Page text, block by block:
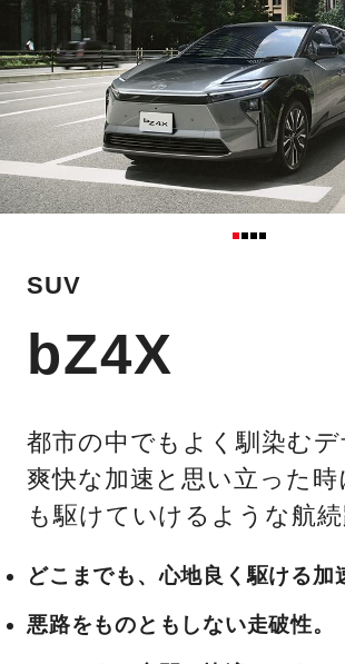
SUV
bZ4X
都市の中でもよく馴染むデ
爽快な加速と思い立った
も駆けていけるような航続
どこまでも、心地良く駆ける加
悪路をものともしない走破性。